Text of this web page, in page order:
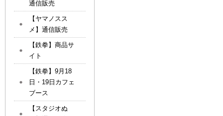
通信販売
【ヤマノスス
メ】通信販売
【鉄拳】商品サ
イト
【鉄拳】9月18
日・19日カフェ
ブース
【スタジオぬ